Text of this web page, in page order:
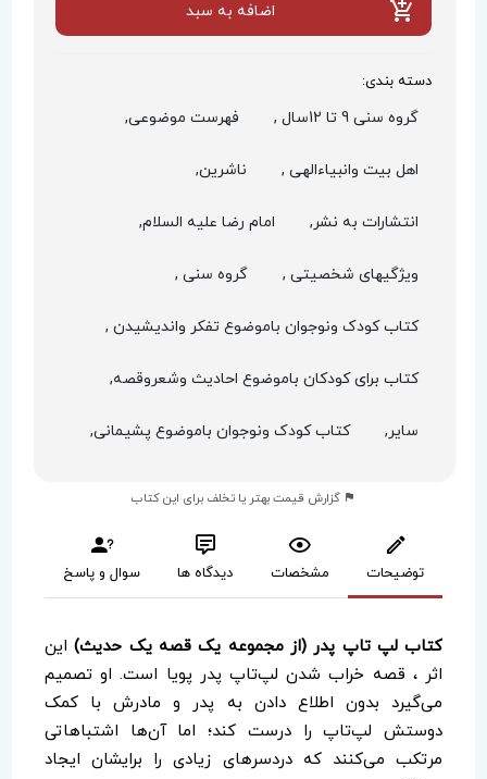
اضافه به سبد
دسته بندی:
گروه سنی 9 تا 12سال , فهرست موضوعی,
اهل بیت وانبیاءالهی , ناشرین,
انتشارات به نشر, امام رضا علیه السلام,
ویژگیهای شخصیتی , گروه سنی ,
کتاب کودک ونوجوان باموضوع تفکر واندیشیدن ,
کتاب برای کودکان باموضوع احادیث وشعروقصه,
سایر, کتاب کودک ونوجوان باموضوع پشیمانی,
گزارش قیمت بهتر یا تخلف برای این کتاب
توضیحات مشخصات دیدگاه ها سوال و پاسخ
کتاب لپ تاپ پدر (از مجموعه یک قصه یک حدیث)این
اثر ، قصه خراب شدن لپ‌تاپ پدر پویا است. او تصمیم
می‌گیرد بدون اطلاع دادن به پدر و مادرش با کمک
دوستش لپ‌تاپ را درست کند؛ اما آن‌ها اشتباهاتی
مرتکب می‌کنند که دردسرهای زیادی را برایشان ایجاد